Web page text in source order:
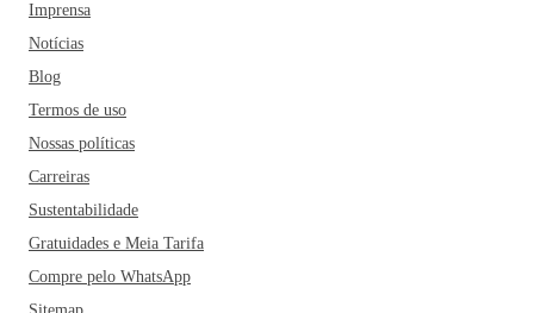
Imprensa
Notícias
Blog
Termos de uso
Nossas políticas
Carreiras
Sustentabilidade
Gratuidades e Meia Tarifa
Compre pelo WhatsApp